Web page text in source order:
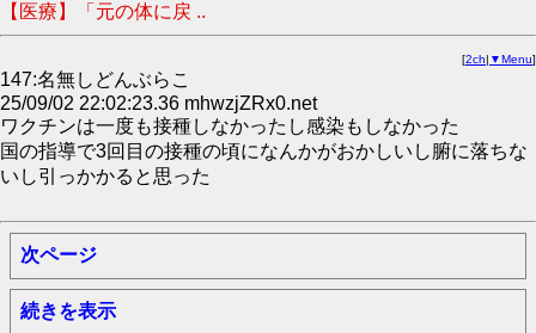
【医療】「元の体に戻 ..
[2ch| ▼Menu]
147:名無しどんぶらこ
25/09/02 22:02:23.36 mhwzjZRx0.net
ワクチンは一度も接種しなかったし感染もしなかった
国の指導で3回目の接種の頃になんかがおかしいし腑に落ちな
いし引っかかると思った
次ページ
続きを表示